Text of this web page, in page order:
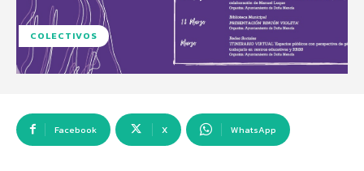
COLECTIVOS
Facebook X WhatsApp